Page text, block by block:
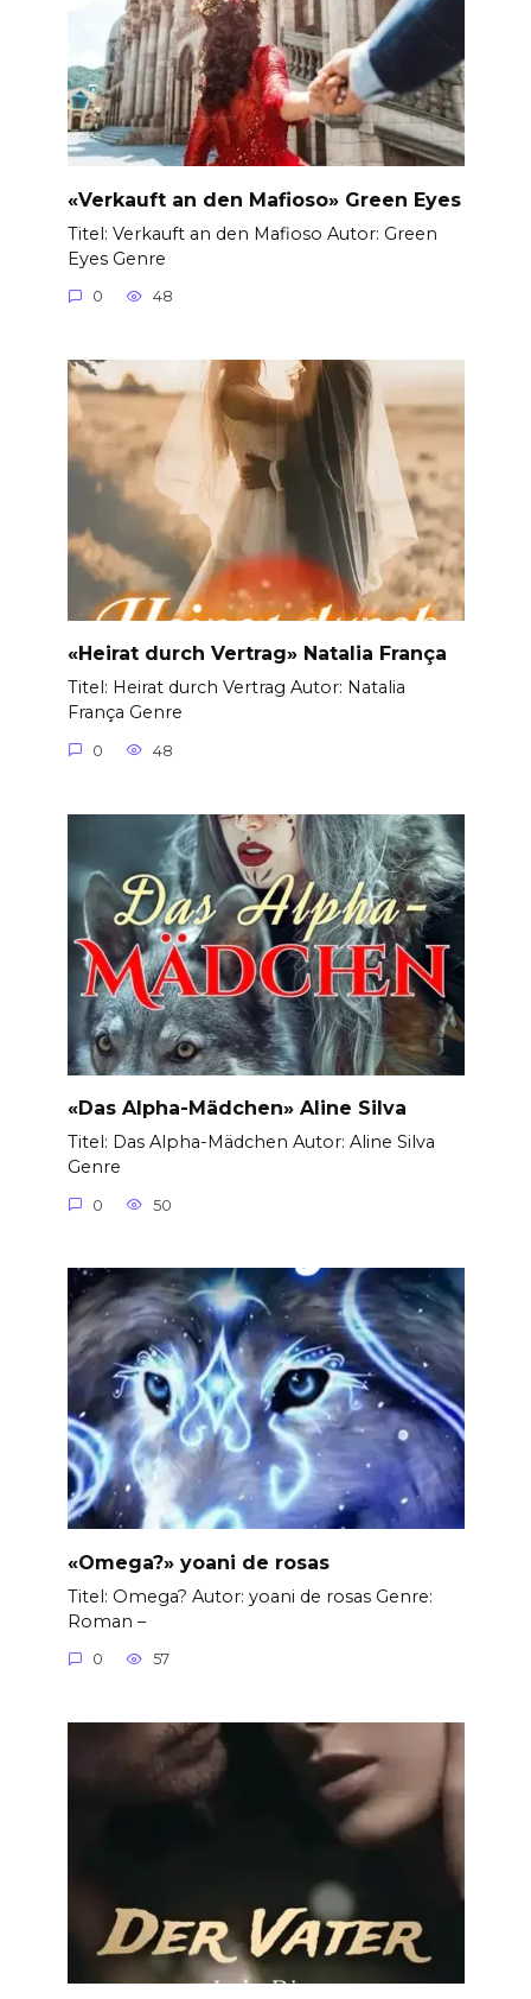
«Verkauft an den Mafioso» Green Eyes
Titel: Verkauft an den Mafioso Autor: Green
Eyes Genre
0 48
«Heirat durch Vertrag» Natalia França
Titel: Heirat durch Vertrag Autor: Natalia
França Genre
0 48
«Das Alpha-Mädchen» Aline Silva
Titel: Das Alpha-Mädchen Autor: Aline Silva
Genre
0 50
«Omega?» yoani de rosas
Titel: Omega? Autor: yoani de rosas Genre:
Roman –
0 57